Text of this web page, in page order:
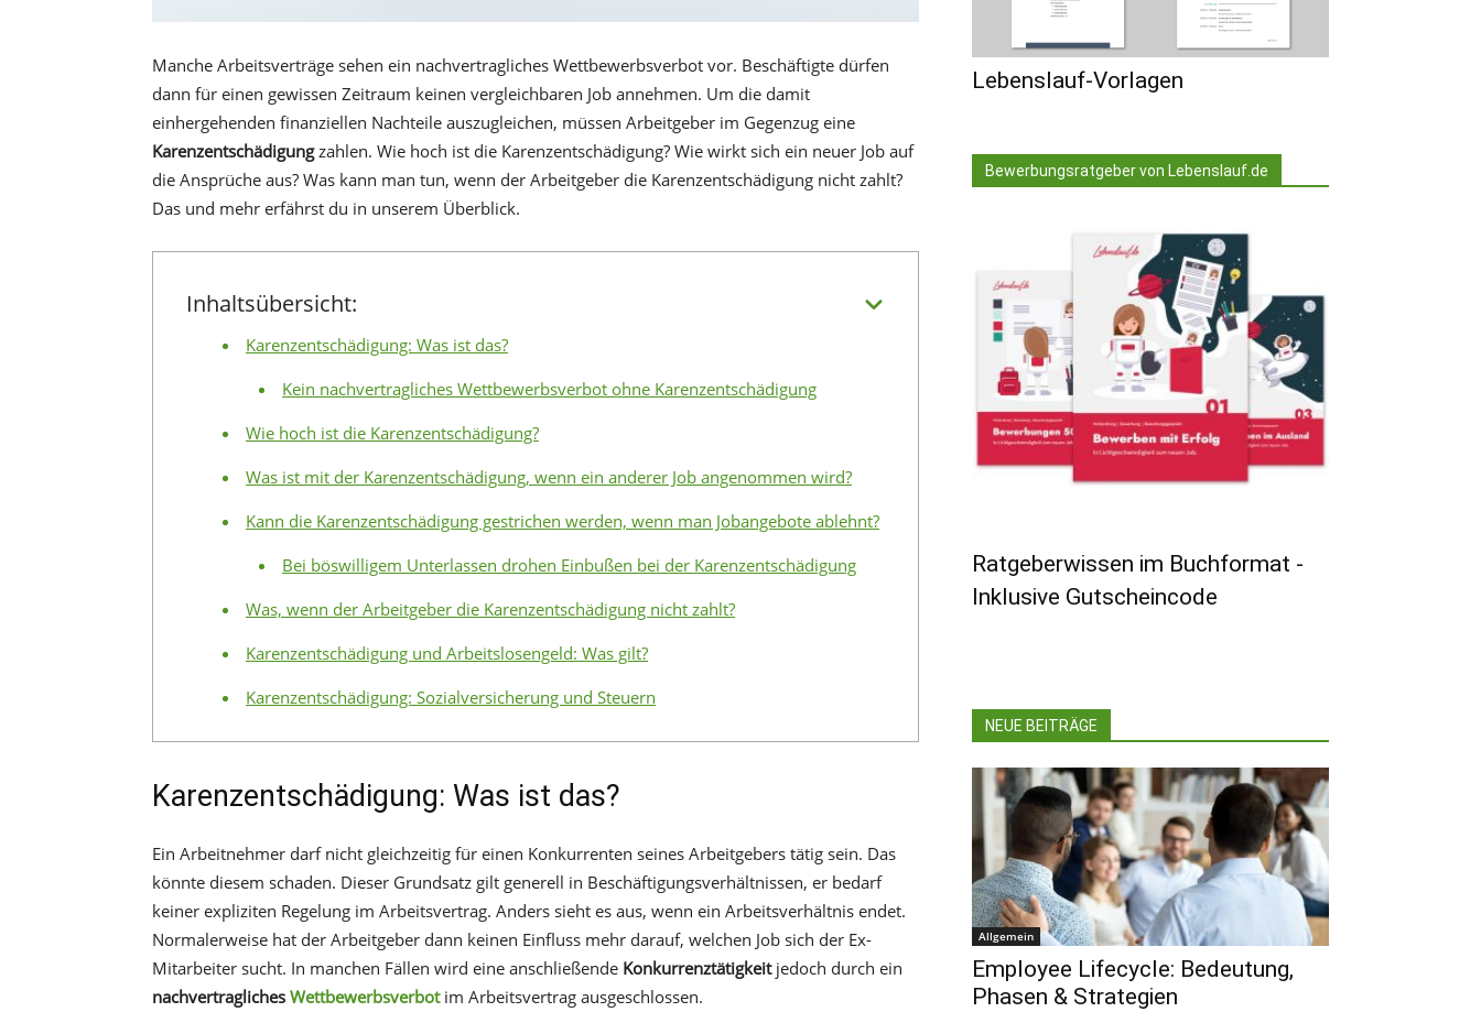
Manche Arbeitsverträge sehen ein nachvertragliches Wettbewerbsverbot vor. Beschäftigte dürfen
dann für einen gewissen Zeitraum keinen vergleichbaren Job annehmen. Um die damit
einhergehenden finanziellen Nachteile auszugleichen, müssen Arbeitgeber im Gegenzug eine
Karenzentschädigungzahlen. Wie hoch ist die Karenzentschädigung? Wie wirkt sich ein neuer Job auf
die Ansprüche aus? Was kann man tun, wenn der Arbeitgeber die Karenzentschädigung nicht zahlt?
Das und mehr erfährst du in unserem Überblick.
Inhaltsübersicht:
Karenzentschädigung: Was ist das?
Kein nachvertragliches Wettbewerbsverbot ohne Karenzentschädigung
Wie hoch ist die Karenzentschädigung?
Was ist mit der Karenzentschädigung, wenn ein anderer Job angenommen wird?
Kann die Karenzentschädigung gestrichen werden, wenn man Jobangebote ablehnt?
Bei böswilligem Unterlassen drohen Einbußen bei der Karenzentschädigung
Was, wenn der Arbeitgeber die Karenzentschädigung nicht zahlt?
Karenzentschädigung und Arbeitslosengeld: Was gilt?
Karenzentschädigung: Sozialversicherung und Steuern
Karenzentschädigung: Was ist das?
Ein Arbeitnehmer darf nicht gleichzeitig für einen Konkurrenten seines Arbeitgebers tätig sein. Das
könnte diesem schaden. Dieser Grundsatz gilt generell in Beschäftigungsverhältnissen, er bedarf
keiner expliziten Regelung im Arbeitsvertrag. Anders sieht es aus, wenn ein Arbeitsverhältnis endet.
Normalerweise hat der Arbeitgeber dann keinen Einfluss mehr darauf, welchen Job sich der Ex-
Mitarbeiter sucht. In manchen Fällen wird eine anschließende Konkurrenztätigkeitjedoch durch ein
nachvertragliches Wettbewerbsverbotim Arbeitsvertrag ausgeschlossen.
Lebenslauf-Vorlagen
Bewerbungsratgeber von Lebenslauf.de
Ratgeberwissen im Buchformat -
Inklusive Gutscheincode
NEUE BEITRÄGE
Allgemein
Employee Lifecycle: Bedeutung,
Phasen & Strategien